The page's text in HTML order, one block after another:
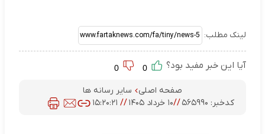
لینک مطلب:
آیا این خبر مفید بود؟
صفحه اصلی
سایر رسانه ها
کدخبر: ۵۶۵۹۹۰ //۱۰ خرداد ۱۴۰۵ // ۱۵:۲۰:۲۱